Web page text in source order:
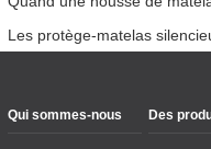
Qui sommes-nous Des